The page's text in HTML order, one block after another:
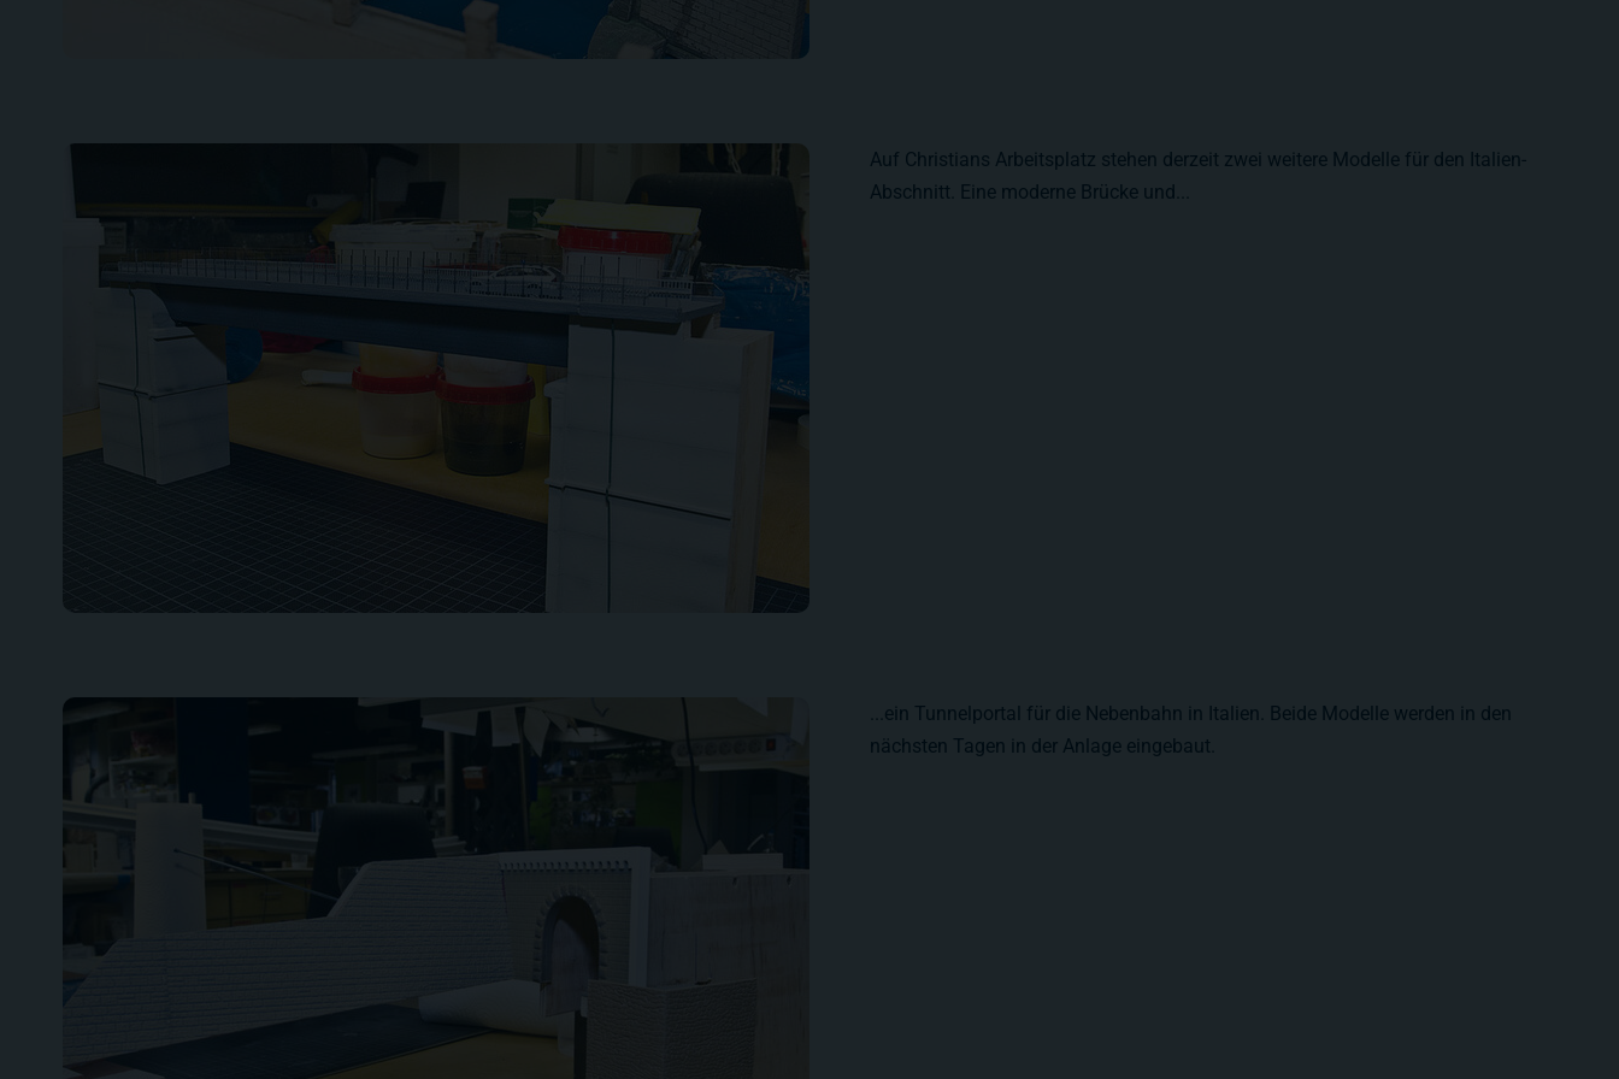
Auf Christians Arbeitsplatz stehen derzeit zwei weitere Modelle für den Italien-
Abschnitt. Eine moderne Brücke und...
...ein Tunnelportal für die Nebenbahn in Italien. Beide Modelle werden in den
nächsten Tagen in der Anlage eingebaut.